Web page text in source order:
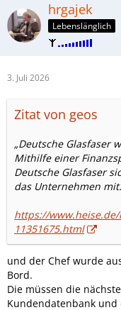
hrgajek
Lebenslänglich
3. Juli 2026
Zitat von geos
„Deutsche Glasfaser
Mithilfe einer
Deutsche Glasfaser
das Unternehmen
https://
11351675.html
und der Chef wurde
Bord.
Die müssen die
Kundendatenbank und